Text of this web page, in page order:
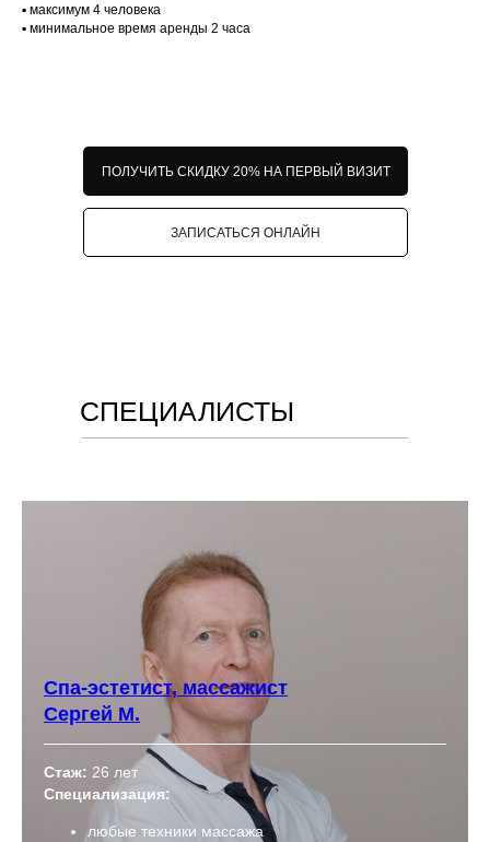
▪ максимум 4 человека
▪ минимальное время аренды 2 часа
ПОЛУЧИТЬ СКИДКУ 20% НА ПЕРВЫЙ ВИЗИТ
ЗАПИСАТЬСЯ ОНЛАЙН
СПЕЦИАЛИСТЫ
Спа-эстетист, массажист
Сергей М.
Стаж: 26 лет
Специализация:
любые техники массажа